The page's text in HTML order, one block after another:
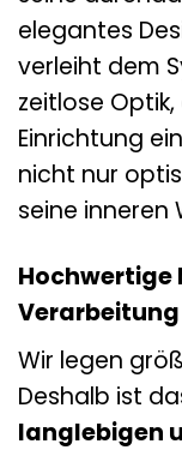
elegantes
verleiht dem
zeitlose
Einrichtung
nicht nur
seine inneren
Hochwertige
Verarbeitung
Wir legen
Deshalb ist
langlebigen